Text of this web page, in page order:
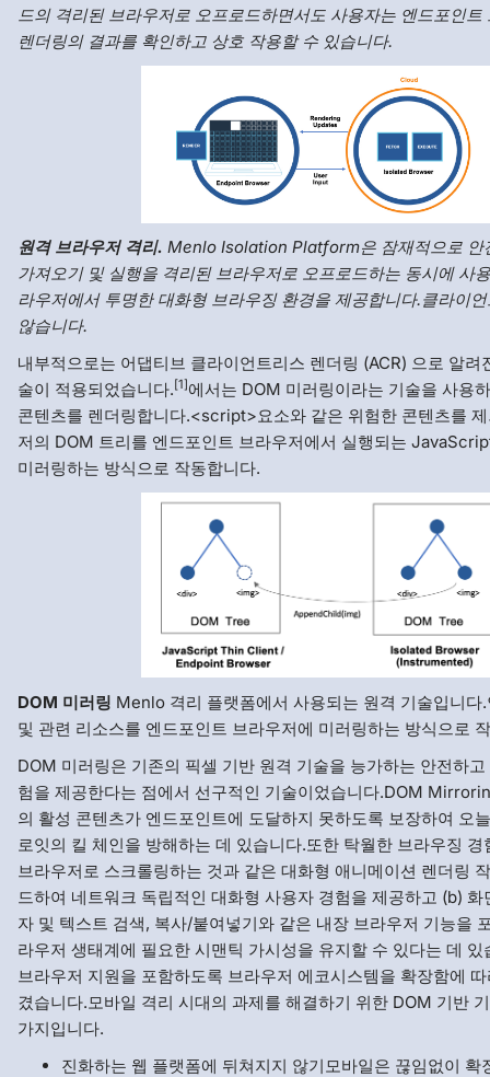
드의 격리된 브라우저로 오프로드하면서도 사용자는 엔드포인트
렌더링의 결과를 확인하고 상호 작용할 수 있습니다.
원격 브라우저 격리. Menlo Isolation Platform은 잠재적으로 안
가져오기 및 실행을 격리된 브라우저로 오프로드하는 동시에 사
라우저에서 투명한 대화형 브라우징 환경을 제공합니다.클라이
않습니다.
내부적으로는 어댑티브 클라이언트리스 렌더링 (ACR) 으로 알
술이 적용되었습니다.[1]에서는 DOM 미러링이라는 기술을 사용
콘텐츠를 렌더링합니다.<script>요소와 같은 위험한 콘텐츠를
저의 DOM 트리를 엔드포인트 브라우저에서 실행되는
미러링하는 방식으로 작동합니다.
DOM 미러링 Menlo 격리 플랫폼에서 사용되는 원격 기술입니다
및 관련 리소스를 엔드포인트 브라우저에 미러링하는 방식으로
DOM 미러링은 기존의 픽셀 기반 원격 기술을 능가하는 안전하
험을 제공한다는 점에서 선구적인 기술이었습니다.DOM
의 활성 콘텐츠가 엔드포인트에 도달하지 못하도록 보장하여 오
로잇의 킬 체인을 방해하는 데 있습니다.또한 탁월한 브라우징
브라우저로 스크롤링하는 것과 같은 대화형 애니메이션 렌더링
드하여 네트워크 독립적인 대화형 사용자 경험을 제공하고 (b)
자 및 텍스트 검색, 복사/붙여넣기와 같은 내장 브라우저 기능을
라우저 생태계에 필요한 시맨틱 가시성을 유지할 수 있다는 데
브라우저 지원을 포함하도록 브라우저 에코시스템을 확장함에
겼습니다.모바일 격리 시대의 과제를 해결하기 위한 DOM 기반
가지입니다.
진화하는 웹 플랫폼에 뒤쳐지지 않기모바일은 끊임없이 확